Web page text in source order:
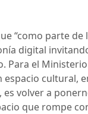
“como parte
digital
el
cultural,
volver a
que rompe